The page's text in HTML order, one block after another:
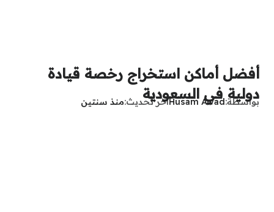
أفضل أماكن استخراج رخصة قيادة
دولية في السعودية
بواسطة Husam Awadآخر تحديث منذ سنتين